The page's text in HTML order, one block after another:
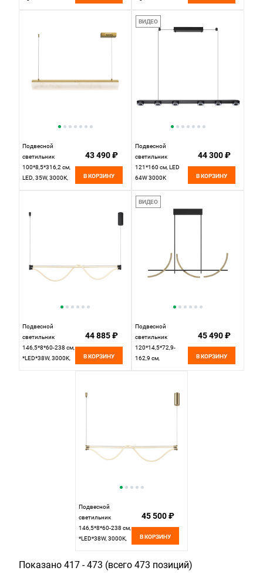
Подвесной
светильник
100*8,5*316,2 см,
LED, 35W, 3000К,
43 490 ₽
В КОРЗИНУ
ВИДЕО
Подвесной
светильник
121*160 см, LED
64W 3000K
Light Turman
6631/64L
44 300 ₽
В КОРЗИНУ
Подвесной
светильник
146,5*8*60-238 см,
*LED*38W, 3000K,
44 885 ₽
В КОРЗИНУ
ВИДЕО
Подвесной
светильник
120*14,5*72,9-
162,9 см,
45 490 ₽
В КОРЗИНУ
Подвесной
светильник
146,5*8*60-238 см,
*LED*38W, 3000K,
золотой
45 500 ₽
В КОРЗИНУ
Показано 417 - 473 (всего 473 позиций)